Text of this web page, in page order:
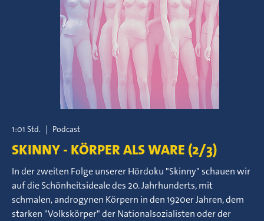
1:01 Std. | Podcast
SKINNY - KÖRPER ALS WARE (2/3)
In der zweiten Folge unserer Hördoku "Skinny" schauen wir
auf die Schönheitsideale des 20. Jahrhunderts, mit
schmalen, androgynen Körpern in den 1920er Jahren, dem
starken "Volkskörper" der Nationalsozialisten oder der